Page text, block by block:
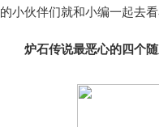
的小伙伴们就和小编一起去看
炉石传说最恶心的四个